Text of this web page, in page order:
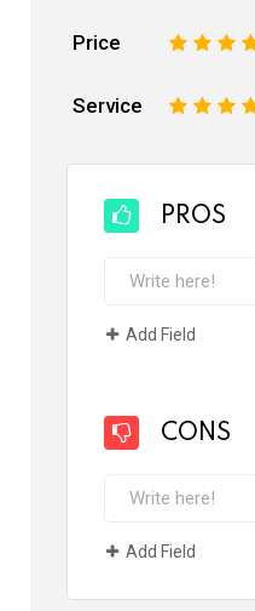
Price 4
3
2
Service 4
3
2
PROS
Add Field
CONS
Add Field